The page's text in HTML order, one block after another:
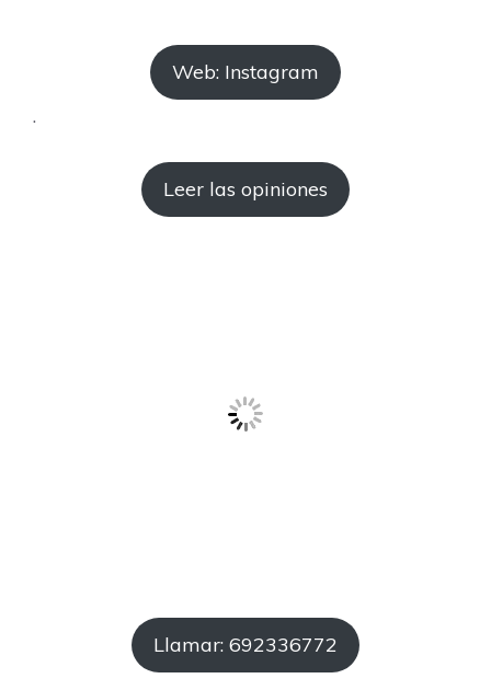
Web: Instagram
.
Leer las opiniones
Llamar: 692336772